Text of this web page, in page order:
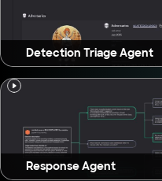
Detection Triage Agent
Response Agent